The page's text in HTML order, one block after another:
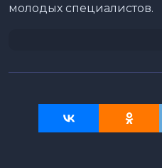
молодых специалистов.